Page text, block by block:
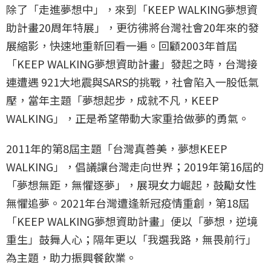
除了「走進夢想中」，來到「KEEP WALKING夢想資
助計畫20周年特展」，更彷彿將台灣社會20年來的發
展縮影，快速地重新回看一遍。回顧2003年首屆
「KEEP WALKING夢想資助計畫」發起之時，台灣接
連遭遇 921大地震與SARS的挑戰，社會陷入一股低氣
壓，當年主題「夢想起步，成就不凡，KEEP
WALKING」，正是希望帶動大家重拾做夢的勇氣。
2011年的第8屆主題「台灣真善美，夢想KEEP
WALKING」，倡議讓台灣走向世界；2019年第16屆的
「夢想無距，無懼逐夢」，展現女力崛起，鼓勵女性
無懼追夢。2021年台灣遭逢新冠疫情重創，第18屆
「KEEP WALKING夢想資助計畫」便以「夢想，逆境
重生」鼓舞人心；隔年更以「我選我路，無畏前行」
為主題，助力振興餐飲業。